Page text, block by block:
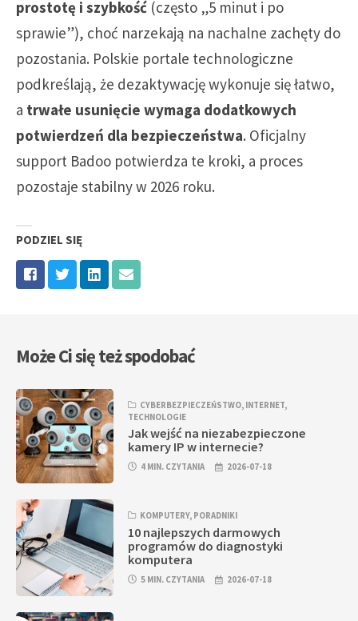
prostotę i szybkość (często „5 minut i po
sprawie”), choć narzekają na nachalne zachęty do
pozostania. Polskie portale technologiczne
podkreślają, że dezaktywację wykonuje się łatwo,
a trwałe usunięcie wymaga dodatkowych
potwierdzeń dla bezpieczeństwa. Oficjalny
support Badoo potwierdza te kroki, a proces
pozostaje stabilny w 2026 roku.
PODZIEL SIĘ
Może Ci się też spodobać
CYBERBEZPIECZEŃSTWO, INTERNET,
TECHNOLOGIE
Jak wejść na niezabezpieczone
kamery IP w internecie?
4 MIN. CZYTANIA 2026-07-18
KOMPUTERY, PORADNIKI
10 najlepszych darmowych
programów do diagnostyki
komputera
5 MIN. CZYTANIA 2026-07-18